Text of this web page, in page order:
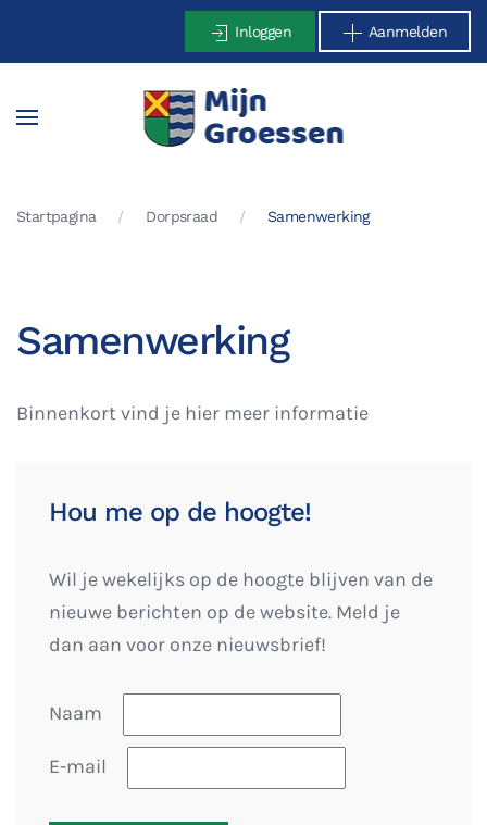
Terug naar hoofdinhoud
Inloggen Aanmelden
Startpagina Dorpsraad Samenwerking
Samenwerking
Binnenkort vind je hier meer informatie
Hou me op de hoogte!
Wil je wekelijks op de hoogte blijven van de
nieuwe berichten op de website. Meld je
dan aan voor onze nieuwsbrief!
Naam
E-mail